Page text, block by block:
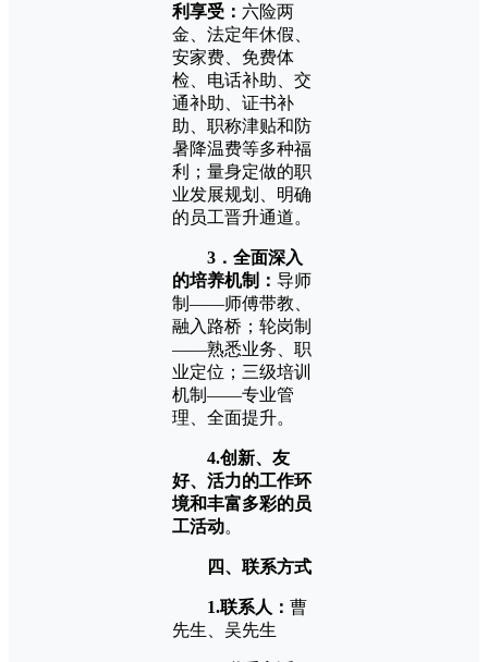
利享受： 六险两
金、法定年休假、
安家费、免费体
检、电话补助、交
通补助、证书补
助、职称津贴和防
暑降温费等多种福
利；量身定做的职
业发展规划、明确
的员工晋升通道。
3．全面深入
的培养机制： 导师
制——师傅带教、
融入路桥；轮岗制
——熟悉业务、职
业定位；三级培训
机制——专业管
理、全面提升。
4.创新、友
好、活力的工作环
境和丰富多彩的员
工活动。
四、联系方式
1.联系人： 曹
先生、吴先生